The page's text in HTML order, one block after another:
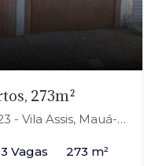
273m²
Vila Assis, Mauá-SP
3 Vagas 273 m²